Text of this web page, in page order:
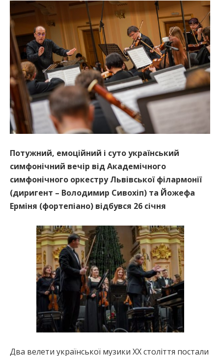
Потужний, емоційний і суто український
симфонічний вечір від Академічного
симфонічного оркестру Львівської філармонії
(диригент – Володимир Сивохіп) та Йожефа
Ерміня (фортепіано) відбувся 26 січня
Два велети української музики ХХ століття постали